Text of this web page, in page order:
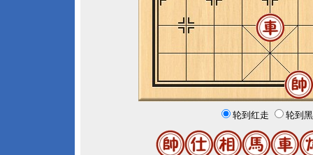
轮到红走 轮到